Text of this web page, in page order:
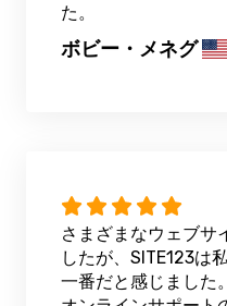
た。
ボビー・メネグ
さまざまなウェブサ
したが、SITE123は
一番だと感じました